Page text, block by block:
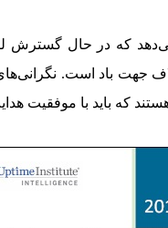
که باید با موفقیت